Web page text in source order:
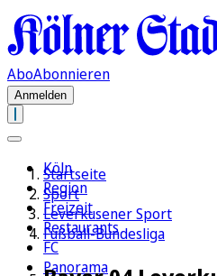
AboAbonnieren
Anmelden
Köln
Region
Freizeit
Restaurants
FC
Panorama
Startseite
Sport
Leverkusener Sport
Fußball-Bundesliga